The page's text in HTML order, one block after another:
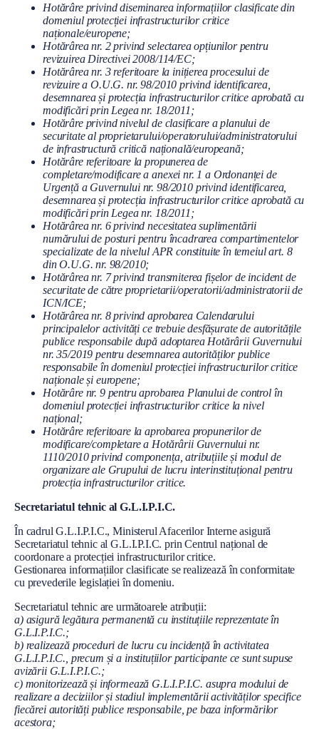
Hotărâre privind diseminarea informațiilor clasificate din
domeniul protecției infrastructurilor critice
naționale/europene;
Hotărârea nr. 2 privind selectarea opțiunilor pentru
revizuirea Directivei 2008/114/EC;
Hotărârea nr. 3 referitoare la inițierea procesului de
revizuire a O.U.G. nr. 98/2010 privind identificarea,
desemnarea și protecția infrastructurilor critice aprobată cu
modificări prin Legea nr. 18/2011;
Hotărâre privind nivelul de clasificare a planului de
securitate al proprietarului/operatorului/administratorului
de infrastructură critică națională/europeană;
Hotărâre referitoare la propunerea de
completare/modificare a anexei nr. 1 a Ordonanței de
Urgență a Guvernului nr. 98/2010 privind identificarea,
desemnarea și protecția infrastructurilor critice aprobată cu
modificări prin Legea nr. 18/2011;
Hotărârea nr. 6 privind necesitatea suplimentării
numărului de posturi pentru încadrarea compartimentelor
specializate de la nivelul APR constituite în temeiul art. 8
din O.U.G. nr. 98/2010;
Hotărârea nr. 7 privind transmiterea fișelor de incident de
securitate de către proprietarii/operatorii/administratorii de
ICN/ICE;
Hotărârea nr. 8 privind aprobarea Calendarului
principalelor activități ce trebuie desfășurate de autoritățile
publice responsabile după adoptarea Hotărârii Guvernului
nr. 35/2019 pentru desemnarea autorităților publice
responsabile în domeniul protecției infrastructurilor critice
naționale și europene;
Hotărâre nr. 9 pentru aprobarea Planului de control în
domeniul protecției infrastructurilor critice la nivel
național;
Hotărâre referitoare la aprobarea propunerilor de
modificare/completare a Hotărârii Guvernului nr.
1110/2010 privind componența, atribuțiile și modul de
organizare ale Grupului de lucru interinstituțional pentru
protecția infrastructurilor critice.
Secretariatul tehnic al G.L.I.P.I.C.
În cadrul G.L.I.P.I.C., Ministerul Afacerilor Interne asigură
Secretariatul tehnic al G.L.I.P.I.C. prin Centrul național de
coordonare a protecției infrastructurilor critice.
Gestionarea informațiilor clasificate se realizează în conformitate
cu prevederile legislației în domeniu.
Secretariatul tehnic are următoarele atribuții:
a) asigură legătura permanentă cu instituțiile reprezentate în
G.L.I.P.I.C.;
b) realizează proceduri de lucru cu incidență în activitatea
G.L.I.P.I.C., precum și a instituțiilor participante ce sunt supuse
avizării G.L.I.P.I.C.;
c) monitorizează și informează G.L.I.P.I.C. asupra modului de
realizare a deciziilor și stadiul implementării activităților specifice
fiecărei autorități publice responsabile, pe baza informărilor
acestora;